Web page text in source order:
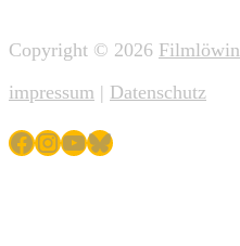
Copyright © 2026 Filmlöwin
impressum | Datenschutz
Facebook
Instagram
YouTube
Bluesky